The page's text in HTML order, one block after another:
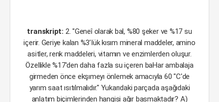
transkript: 2. "Geneî olarak bal, %80 şeker ve %17 su
içerir. Geriye kalan %3’Iük kısım mineral maddeler, amino
asitler, renk maddeleri, vitamın ve enzimlerden oluşur.
Özellikle %17'den daha fazla su içeren baHar ambalaja
girmeden önce ekşımeyı önlemek amacıyla 60 "C'de
yarım saat ısıtılmalıdır." Yukarıdaki parçada aşağıdaki
anlatım biçimlerinden hangisi ağır basmaktadır? A)